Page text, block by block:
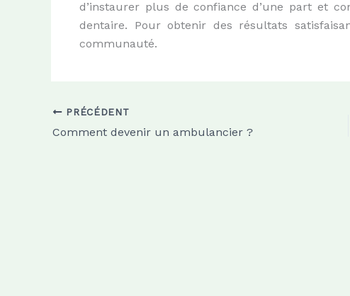
d’instaurer plus de confiance d’une part et
dentaire. Pour obtenir des résultats
communauté.
PRÉCÉDENT
Comment devenir un ambulancier ?